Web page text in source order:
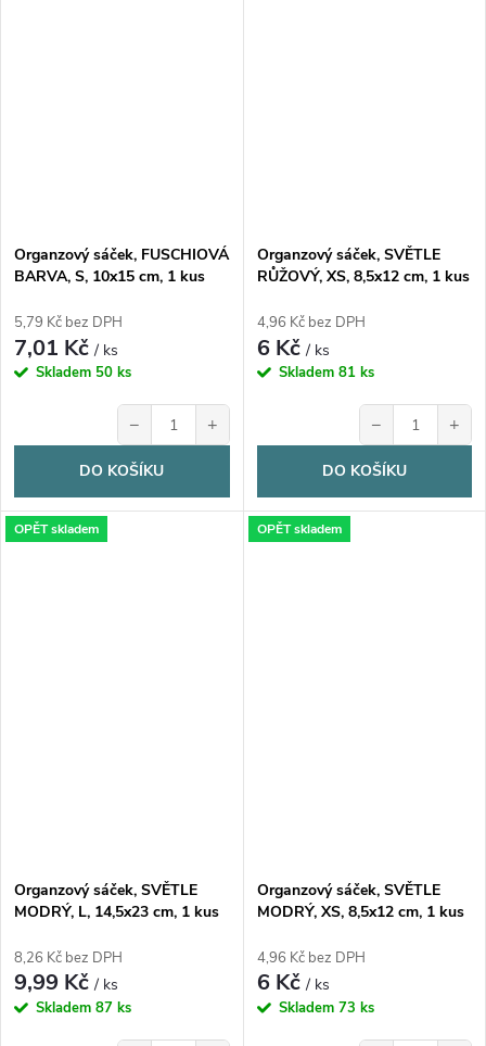
Organzový sáček, FUSCHIOVÁ
BARVA, S, 10x15 cm, 1 kus
5,79 Kč bez DPH
7,01 Kč/ ks
Skladem 50 ks
− +
DO KOŠÍKU
Organzový sáček, SVĚTLE
RŮŽOVÝ, XS, 8,5x12 cm, 1 kus
4,96 Kč bez DPH
6 Kč/ ks
Skladem 81 ks
− +
DO KOŠÍKU
OPĚT skladem
Organzový sáček, SVĚTLE
MODRÝ, L, 14,5x23 cm, 1 kus
8,26 Kč bez DPH
9,99 Kč/ ks
Skladem 87 ks
OPĚT skladem
Organzový sáček, SVĚTLE
MODRÝ, XS, 8,5x12 cm, 1 kus
4,96 Kč bez DPH
6 Kč/ ks
Skladem 73 ks